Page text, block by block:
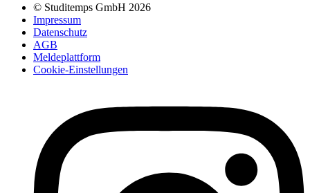
© Studitemps GmbH 2026
Impressum
Datenschutz
AGB
Meldeplattform
Cookie-Einstellungen